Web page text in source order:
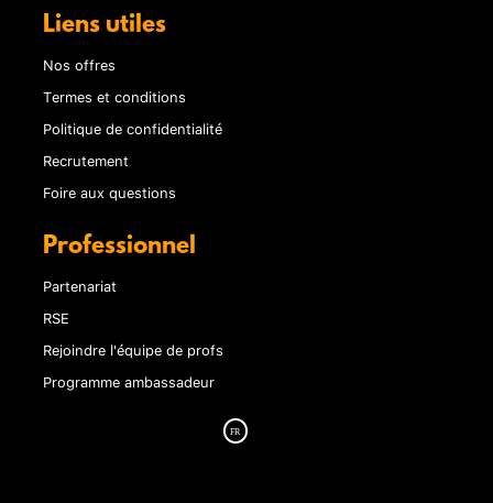
Liens utiles
Nos offres
Termes et conditions
Politique de confidentialité
Recrutement
Foire aux questions
Professionnel
Partenariat
RSE
Rejoindre l'équipe de profs
Programme ambassadeur